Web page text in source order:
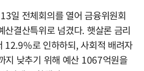
일 전체회의를 열어 금융위원회
산결산특위로 넘겼다. 햇살론 금리
12.9%로 인하하되, 사회적 배려자
지 낮추기 위해 예산 1067억원을